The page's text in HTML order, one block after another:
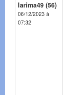
larima49 (56)
06/12/2023 à
07:32